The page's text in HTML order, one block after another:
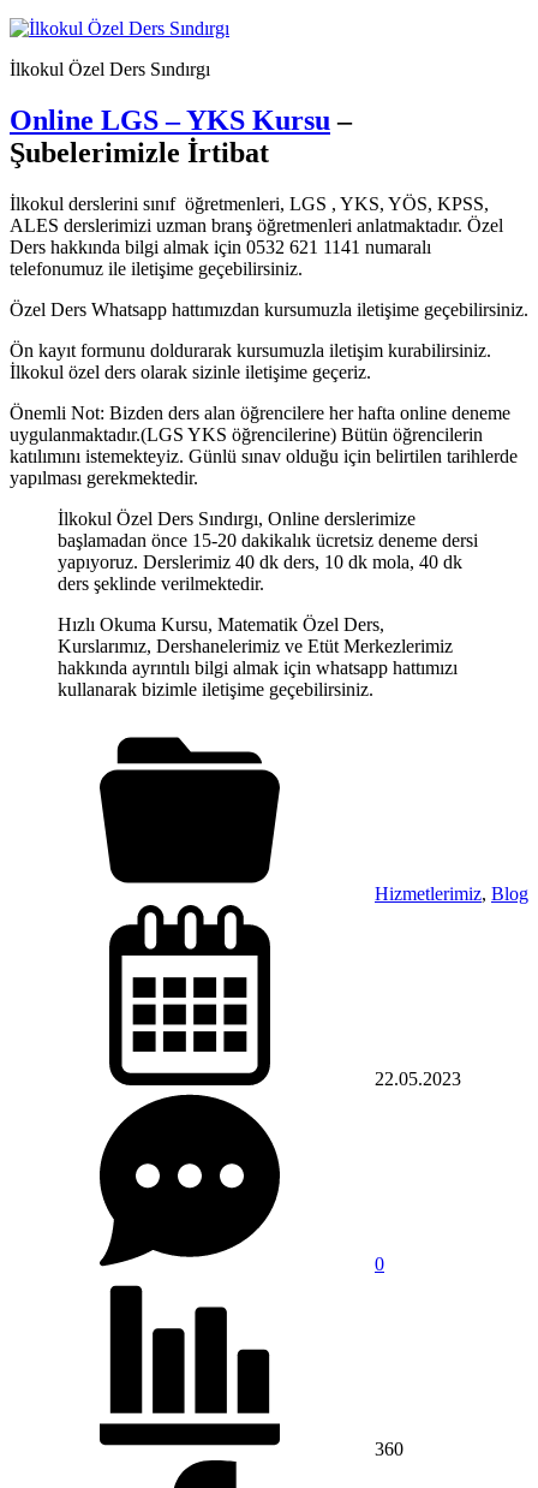
İlkokul Özel Ders Sındırgı
Online LGS – YKS Kursu –
Şubelerimizle İrtibat
İlkokul derslerini sınıf öğretmenleri, LGS , YKS, YÖS, KPSS,
ALES derslerimizi uzman branş öğretmenleri anlatmaktadır. Özel
Ders hakkında bilgi almak için 0532 621 1141 numaralı
telefonumuz ile iletişime geçebilirsiniz.
Özel Ders Whatsapp hattımızdan kursumuzla iletişime geçebilirsiniz.
Ön kayıt formunu doldurarak kursumuzla iletişim kurabilirsiniz.
İlkokul özel ders olarak sizinle iletişime geçeriz.
Önemli Not: Bizden ders alan öğrencilere her hafta online deneme
uygulanmaktadır.(LGS YKS öğrencilerine) Bütün öğrencilerin
katılımını istemekteyiz. Günlü sınav olduğu için belirtilen tarihlerde
yapılması gerekmektedir.
İlkokul Özel Ders Sındırgı, Online derslerimize
başlamadan önce 15-20 dakikalık ücretsiz deneme dersi
yapıyoruz. Derslerimiz 40 dk ders, 10 dk mola, 40 dk
ders şeklinde verilmektedir.
Hızlı Okuma Kursu, Matematik Özel Ders,
Kurslarımız, Dershanelerimiz ve Etüt Merkezlerimiz
hakkında ayrıntılı bilgi almak için whatsapp hattımızı
kullanarak bizimle iletişime geçebilirsiniz.
Hizmetlerimiz, Blog
22.05.2023
0
360